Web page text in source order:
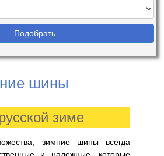
шины
зиме
зимние шины всегда